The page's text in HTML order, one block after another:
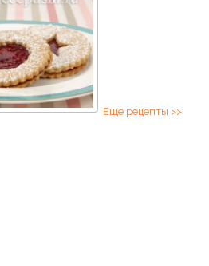
Еще рецепты >>